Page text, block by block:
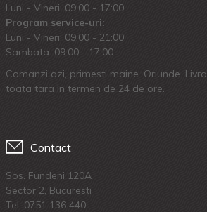
Luni - Vineri: 09:00 - 17:00
Program service-uri:
Luni - Vineri: 09.00 - 21:00
Sambata: 09:00 - 17:00
Comanzi azi, primesti maine. Oriunde.
toata tara in termen de 24 de ore.
Contact
Sos. Fundeni 120A
Sector 2, Bucuresti
Tel: 0751 136 440